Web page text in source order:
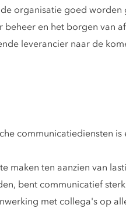
organisatie goed worden
en het borgen van
leverancier naar de
communicatiediensten is
maken ten aanzien van
bent communicatief
met collega's op